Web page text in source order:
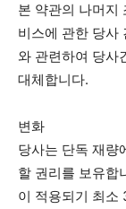
본 약관의 나머지
비스에 관한 당사
와 관련하여 당사
대체합니다.
변화
당사는 단독 재량
할 권리를 보유합
이 적용되기 최소